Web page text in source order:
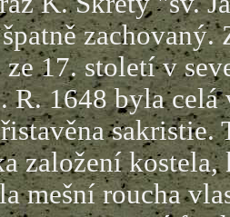
17. století v
R. 1648 byla
sakristie.
založení
mešní roucha